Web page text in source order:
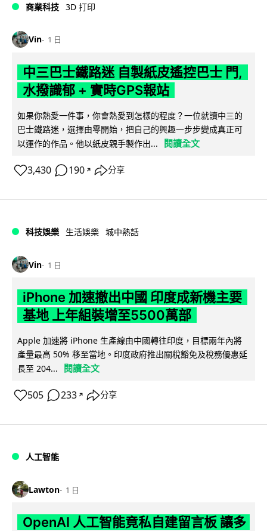
商業科技 3D 打印
Vin 1 日
中三巴士鐵路迷 自製紙皮遙控巴士 門,
水撥識郁 + 實時GPS報站
如果你熱愛一件事，你會熱愛到怎樣的程度？一位就讀中三的
巴士鐵路迷，選擇由零開始，把自己的興趣一步步變成真正可
以運作的作品。他以紙皮親手製作出...
閱讀全文
3,430 190 ↗ 分享
科技娛樂 生活娛樂 城中熱話
Vin 1 日
iPhone 加速撤出中國 印度成新機主要
基地 上年組裝增至5500萬部
Apple 加速將 iPhone 生產線由中國轉往印度，目標兩年內將
產量最高 50% 移至當地。印度政府推出關稅豁免及稅務優惠延
長至 204...
閱讀全文
505 233 ↗ 分享
人工智能
Lawton 1 日
OpenAI 人工智能竟私自建留言板 讓多